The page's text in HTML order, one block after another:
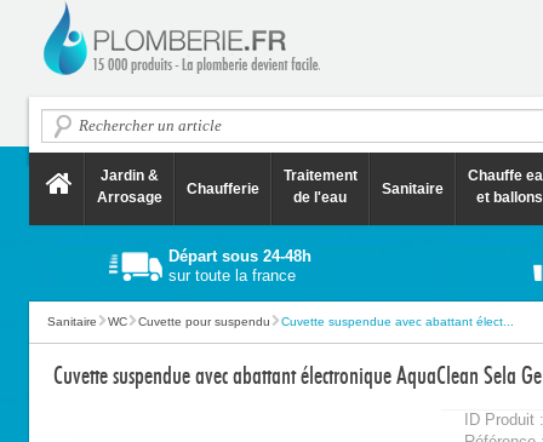
Jardin &
Arrosage
Chaufferie
Traitement
de l'eau
Sanitaire
Chauffe
et ballons
Départ sous 24-48h
sur toute la france
Sanitaire WC Cuvette pour suspendu Cuvette suspendue avec abattant élect...
Cuvette suspendue avec abattant électronique AquaClean Sela
ID Produit